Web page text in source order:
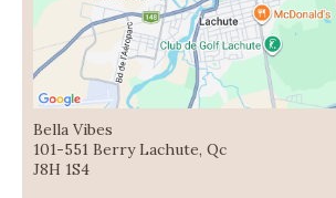
Bella Vibes
101-551 Berry Lachute, Qc
J8H 1S4